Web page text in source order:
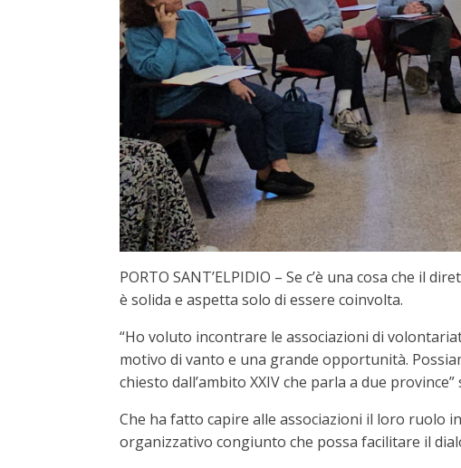
PORTO SANT’ELPIDIO – Se c’è una cosa che il
è solida e aspetta solo di essere coinvolta.
“Ho voluto incontrare le associazioni di
motivo di vanto e una grande opportunità.
chiesto dall’ambito XXIV che parla a due
Che ha fatto capire alle associazioni il loro ruolo
organizzativo congiunto che possa facilitare il